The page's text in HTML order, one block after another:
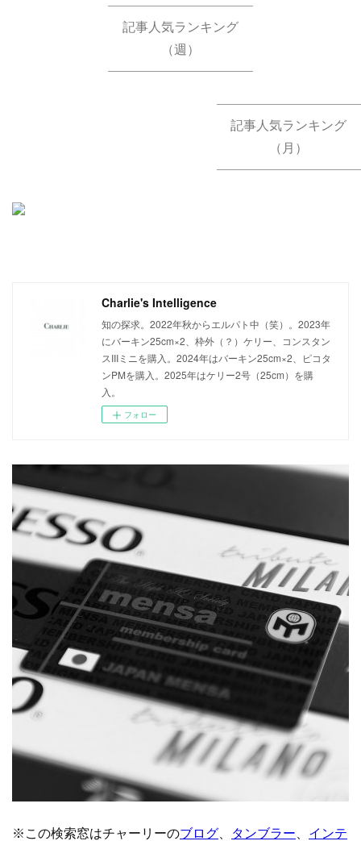
記事人気ランキング
（週）
記事人気ランキング
（月）
Charlie's Intelligence
知の探求。2022年秋からエルパト中（笑）。2023年
にバーキン25cm×2、枠外（？）ケリー、コンスタン
スIIIミニを購入。2024年はバーキン25cm×2、ピコタ
ンPMを購入。2025年はケリー2号（25cm）を購
入。
フォロー